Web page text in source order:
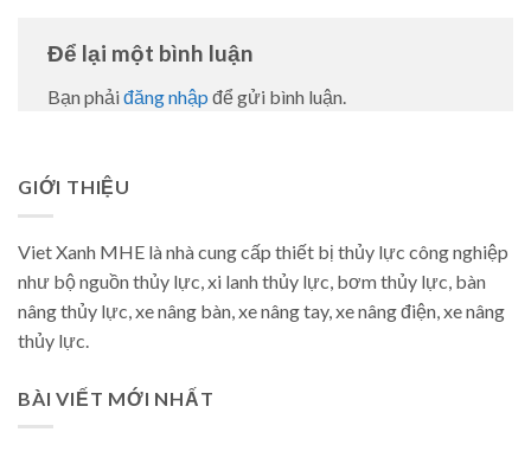
Để lại một bình luận
Bạn phải đăng nhập để gửi bình luận.
GIỚI THIỆU
Viet Xanh MHE là nhà cung cấp thiết bị thủy lực công nghiệp
như bộ nguồn thủy lực, xi lanh thủy lực, bơm thủy lực, bàn
nâng thủy lực, xe nâng bàn, xe nâng tay, xe nâng điện, xe nâng
thủy lực.
BÀI VIẾT MỚI NHẤT